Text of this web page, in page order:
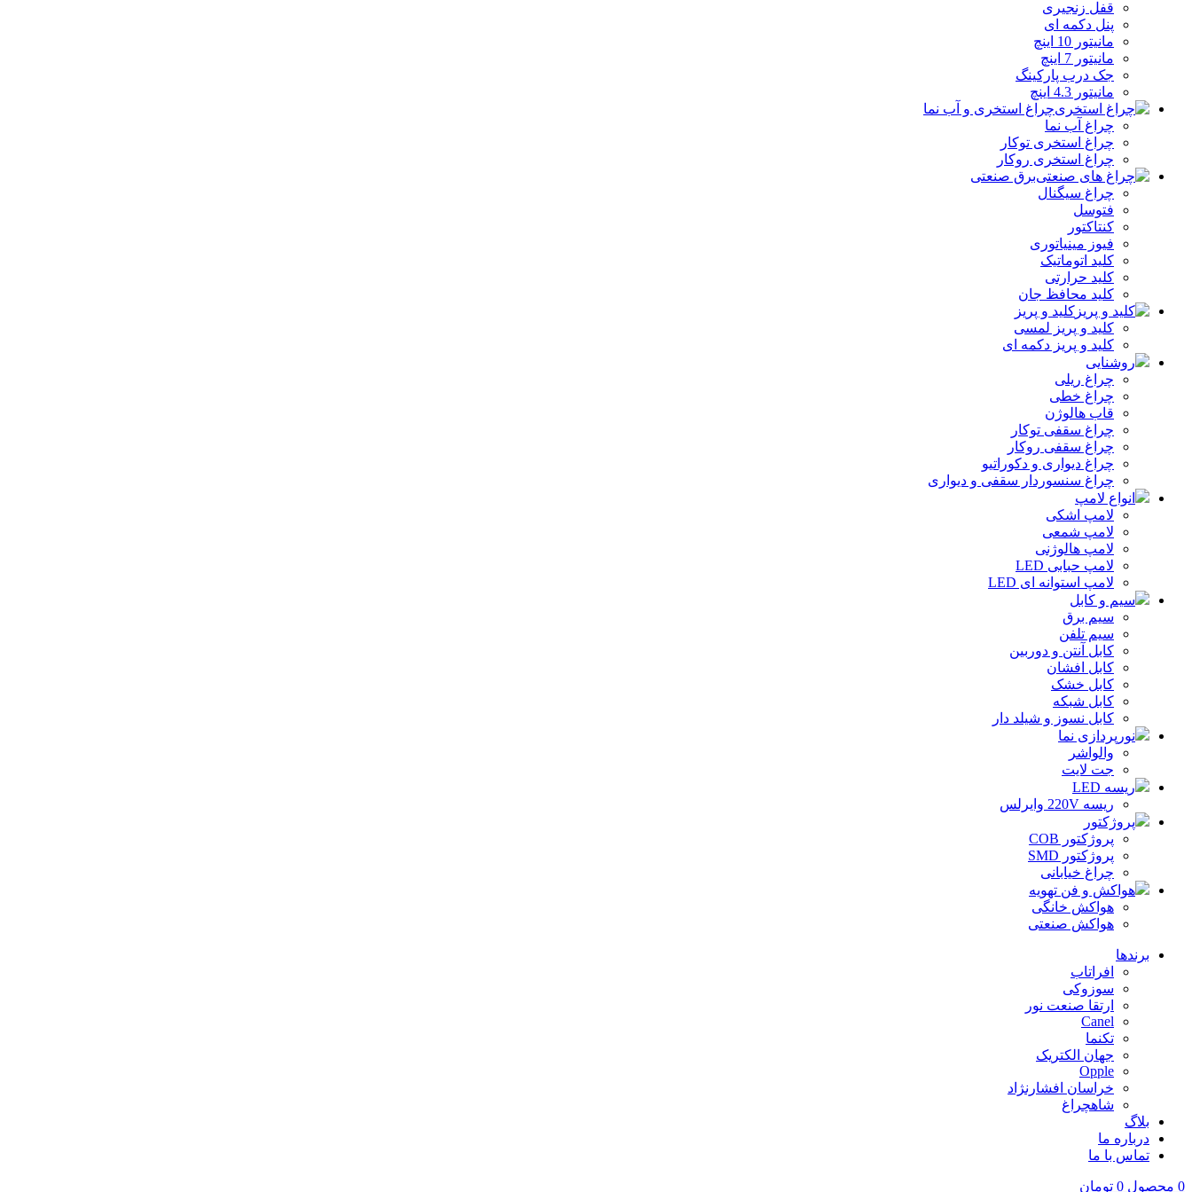
قفل زنجیری
پنل دکمه‌ ای
مانیتور 10 اینچ
مانیتور 7 اینچ
جک درب پارکینگ
مانیتور 4.3 اینچ
چراغ استخری و آب نما
چراغ آب نما
چراغ استخری توکار
چراغ استخری روکار
برق صنعتی
چراغ سیگنال
فتوسل
کنتاکتور
فیوز مینیاتوری
کلید اتوماتیک
کلید حرارتی
کلید محافظ جان
کلید و پریز
کلید و پریز لمسی
کلید و پریز دکمه‌ ای
روشنایی
چراغ ریلی
چراغ خطی
قاب هالوژن
چراغ سقفی توکار
چراغ سقفی روکار
چراغ دیواری و دکوراتیو
چراغ سنسوردار سقفی و دیواری
انواع لامپ
لامپ اشکی
لامپ شمعی
لامپ هالوژنی
لامپ حبابی LED
لامپ استوانه ای LED
سیم و کابل
سیم برق
سیم تلفن
کابل آنتن و دوربین
کابل افشان
کابل خشک
کابل شبکه
کابل نسوز و شیلد دار
نورپردازی نما
والواشر
جت لایت
ریسه LED
ریسه 220V وایرلس
پروژکتور
پروژکتور COB
پروژکتور SMD
چراغ خیابانی
هواکش و فن تهویه
هواکش خانگی
هواکش صنعتی
برندها
افراتاب
سوزوکی
ارتقا صنعت نور
Canel
تکنما
جهان الکتریک
Opple
خراسان افشارنژاد
شاهچراغ
بلاگ
درباره ما
تماس با ما
0 محصول 0 تومان